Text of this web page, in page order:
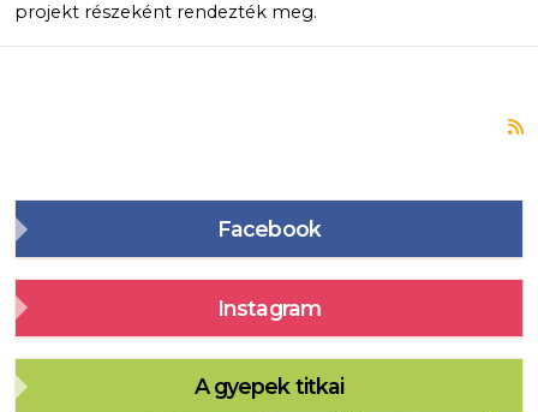
projekt részeként rendezték meg.
Facebook
Instagram
A gyepek titkai